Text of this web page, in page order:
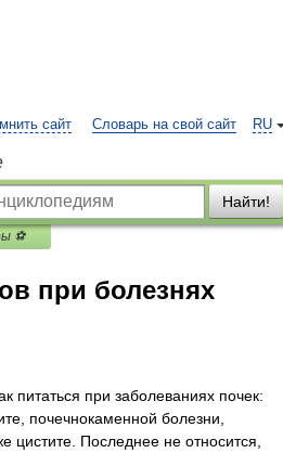
RU
сайт Словарь на свой сайт
Найти!
⚽
при болезнях
питаться при заболеваниях почек:
почечнокаменной болезни,
цистите. Последнее не относится,